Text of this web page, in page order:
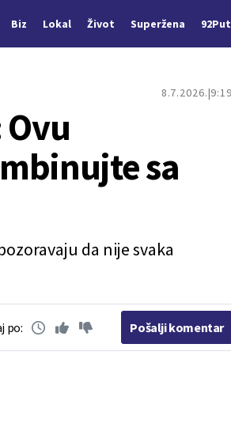
Biz Lokal Život Superžena
8.7.2026. 9:19
sa
da nije svaka
po: Pošalji komentar